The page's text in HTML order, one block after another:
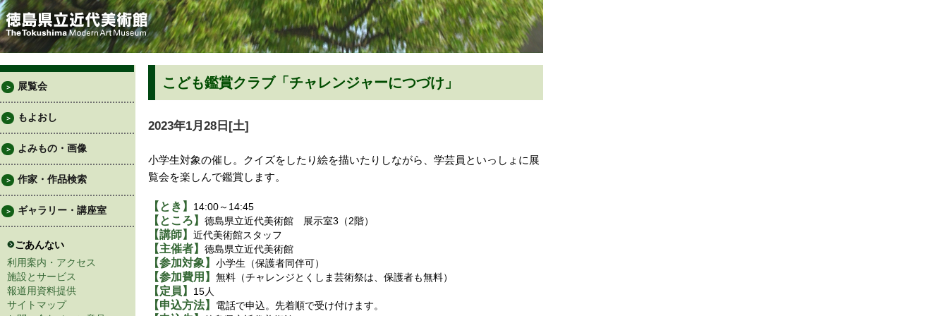
＞ 展覧会
＞ もよおし
＞ よみもの・画像
＞ 作家・作品検索
＞ ギャラリー・講座室
ごあんない
利用案内・アクセス
施設とサービス
報道用資料提供
サイトマップ
こども鑑賞クラブ「チャレンジャーにつづけ」
2023年1月28日[土]
小学生対象の催し。クイズをしたり絵を描いたりしながら、学芸員といっしょに展
覧会を楽しんで鑑賞します。
【とき】 14:00～14:45
【ところ】 徳島県立近代美術館 展示室3（2階）
【講師】 近代美術館スタッフ
【主催者】 徳島県立近代美術館
【参加対象】 小学生（保護者同伴可）
【参加費用】 無料（チャレンジとくしま芸術祭は、保護者も無料）
【定員】 15人
【申込方法】 電話で申込。先着順で受け付けます。